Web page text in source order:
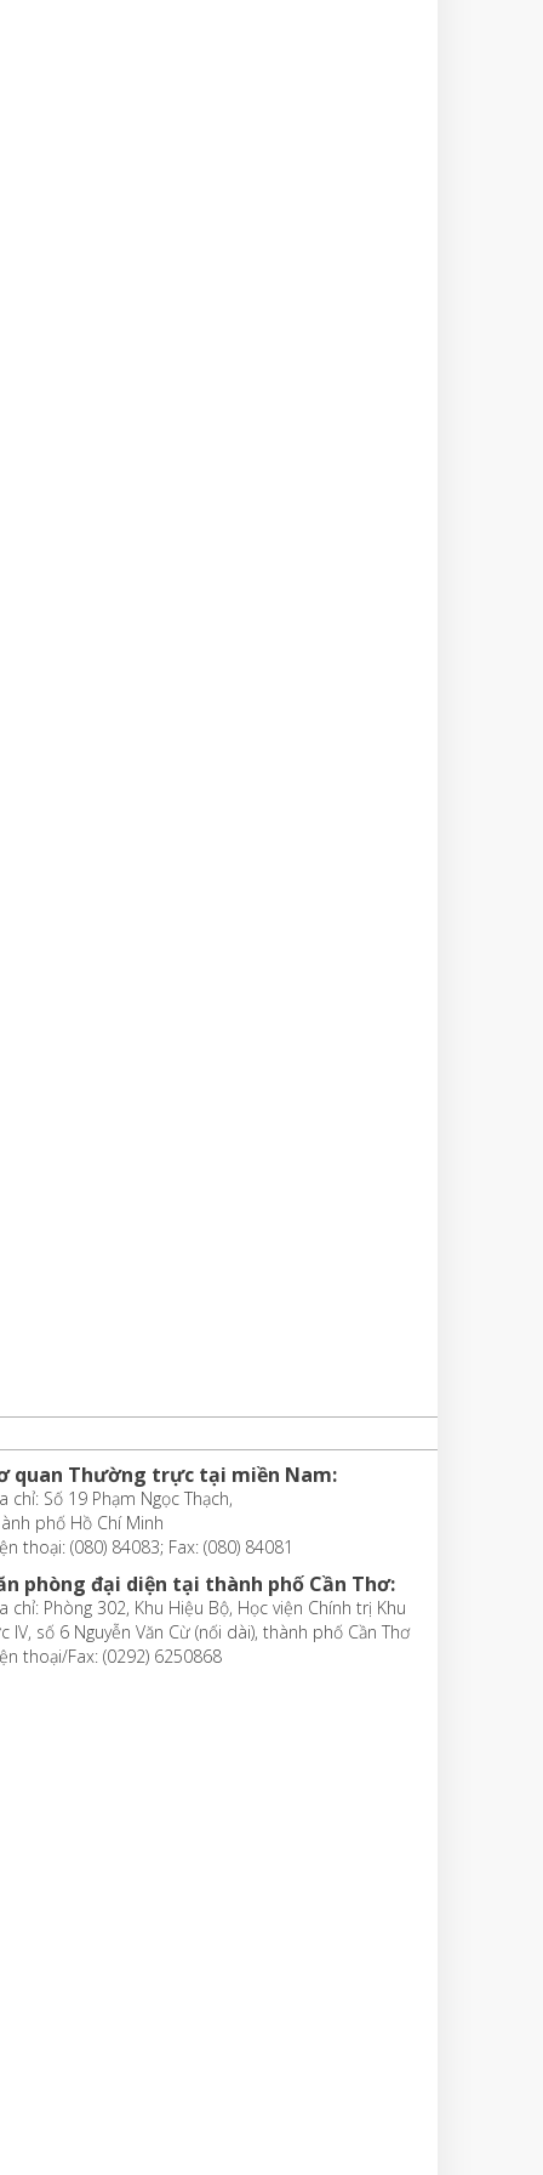
quan Thường trực tại miền Nam:
chỉ: Số 19 Phạm Ngọc Thạch,
phố Hồ Chí Minh
thoại: (080) 84083; Fax: (080) 84081
phòng đại diện tại thành phố Cần Thơ:
chỉ: Phòng 302, Khu Hiệu Bộ, Học viện Chính trị Khu
IV, số 6 Nguyễn Văn Cừ (nối dài), thành phố Cần Thơ
thoại/Fax: (0292) 6250868